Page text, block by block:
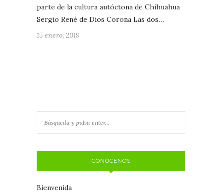
parte de la cultura autóctona de Chihuahua
Sergio René de Dios Corona Las dos…
15 enero, 2019
CONÓCENOS
Bienvenida